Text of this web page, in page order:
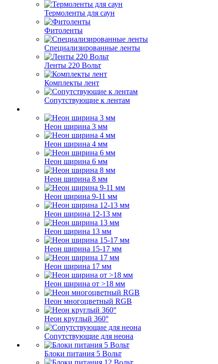
Термоленты для саун
Фитоленты
Специализированные ленты
Ленты 220 Вольт
Комплекты лент
Сопутствующие к лентам
Неон ширина 3 мм
Неон ширина 4 мм
Неон ширина 6 мм
Неон ширина 8 мм
Неон ширина 9-11 мм
Неон ширина 12-13 мм
Неон ширина 13 мм
Неон ширина 15-17 мм
Неон ширина 17 мм
Неон ширина от >18 мм
Неон многоцветный RGB
Неон круглый 360°
Сопутствующие для неона
Блоки питания 5 Вольт